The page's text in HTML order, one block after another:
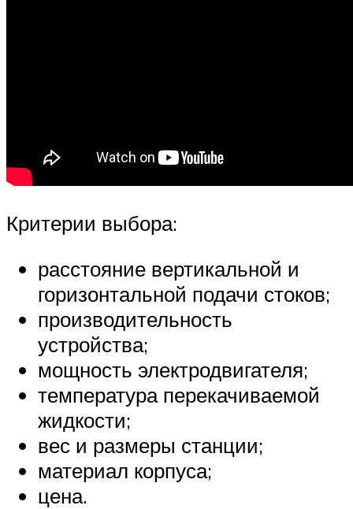
Критерии выбора:
расстояние вертикальной и
горизонтальной подачи стоков;
производительность
устройства;
мощность электродвигателя;
температура перекачиваемой
жидкости;
вес и размеры станции;
материал корпуса;
цена.